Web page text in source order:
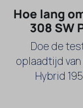
Hoe lang
308 SW
Doe de
oplaadtijd van
Hybrid